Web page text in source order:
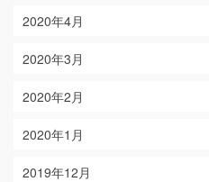
2020年4月
2020年3月
2020年2月
2020年1月
2019年12月